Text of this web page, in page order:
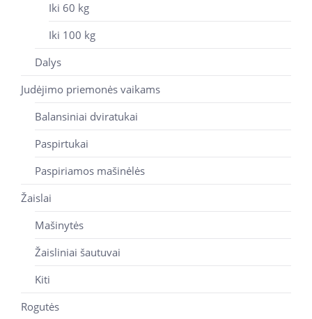
Iki 60 kg
Iki 100 kg
Dalys
Judėjimo priemonės vaikams
Balansiniai dviratukai
Paspirtukai
Paspiriamos mašinėlės
Žaislai
Mašinytės
Žaisliniai šautuvai
Kiti
Rogutės